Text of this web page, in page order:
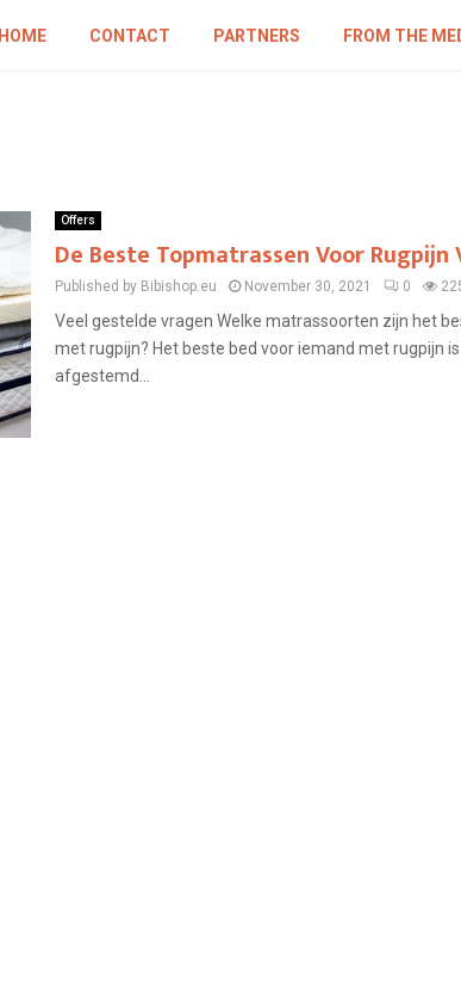
HOME CONTACT PARTNERS FROM THE
Offers
De Beste Topmatrassen Voor Rugpijn
Published by Bibishop.eu November 30, 2021 0
Veel gestelde vragen Welke matrassoorten zijn het
met rugpijn? Het beste bed voor iemand met rugpijn
afgestemd...